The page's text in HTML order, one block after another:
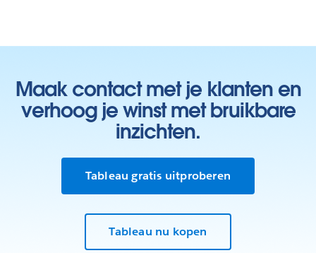
Maak contact met je klanten en
verhoog je winst met bruikbare
inzichten.
Tableau gratis uitproberen
Tableau nu kopen